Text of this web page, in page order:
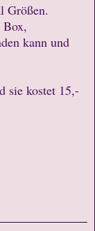
Größen.
Box,
kann und
sie kostet 15,-